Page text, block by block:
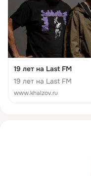
19 лет на Last FM
19 лет на Last FM
www.khalzov.ru